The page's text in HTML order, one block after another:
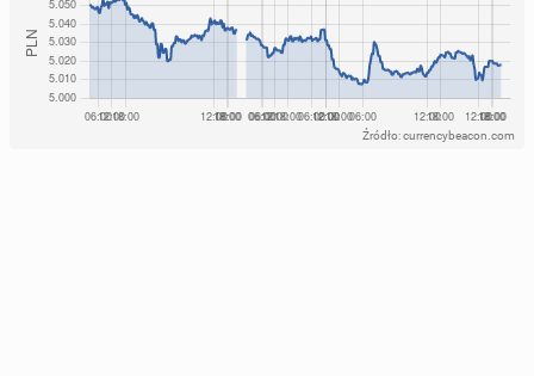
Źródło: currencybeacon.com